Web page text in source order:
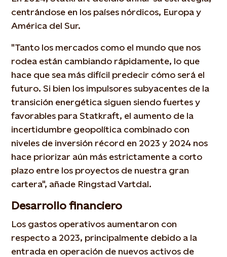
centrándose en los países nórdicos, Europa y
América del Sur.
"Tanto los mercados como el mundo que nos
rodea están cambiando rápidamente, lo que
hace que sea más difícil predecir cómo será el
futuro. Si bien los impulsores subyacentes de la
transición energética siguen siendo fuertes y
favorables para Statkraft, el aumento de la
incertidumbre geopolítica combinado con
niveles de inversión récord en 2023 y 2024 nos
hace priorizar aún más estrictamente a corto
plazo entre los proyectos de nuestra gran
cartera", añade Ringstad Vartdal.
Desarrollo financiero
Los gastos operativos aumentaron con
respecto a 2023, principalmente debido a la
entrada en operación de nuevos activos de